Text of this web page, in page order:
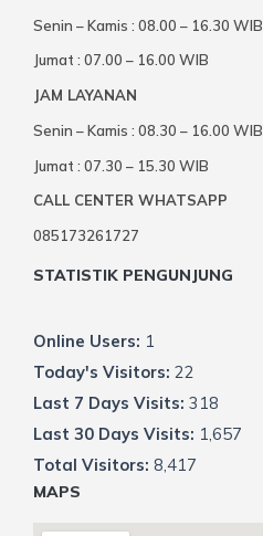
Senin – Kamis : 08.00 – 16.30 WIB
Jumat : 07.00 – 16.00 WIB
JAM LAYANAN
Senin – Kamis : 08.30 – 16.00 WIB
Jumat : 07.30 – 15.30 WIB
CALL CENTER WHATSAPP
085173261727
STATISTIK PENGUNJUNG
Online Users: 1
Today's Visitors: 22
Last 7 Days Visits: 318
Last 30 Days Visits: 1,657
Total Visitors: 8,417
MAPS